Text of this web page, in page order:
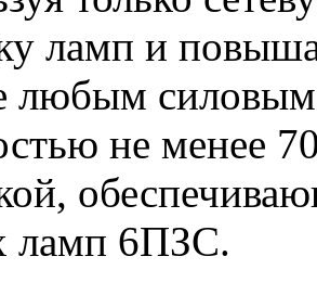
ламп и
любым силовым
не менее
ламп 6ПЗС.